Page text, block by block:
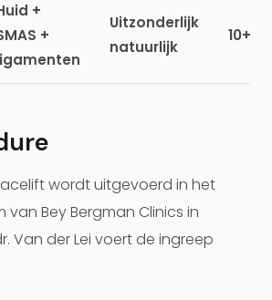
+
+
Uitzonderlijk
natuurlijk
10+
wordt uitgevoerd in het
Bey Bergman Clinics in
Van der Lei voert de ingreep